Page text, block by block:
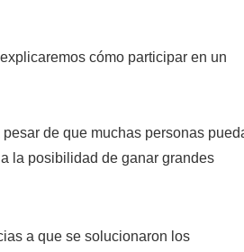
cómo participar en un
de que muchas personas
la posibilidad de ganar grandes
a que se solucionaron los